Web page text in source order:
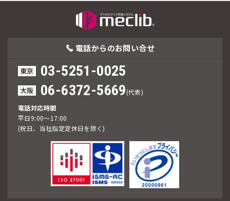
電話からのお問い合せ
東京 03-5251-0025
大阪 06-6372-5669(代表)
電話対応時間
平日9:00～17:00
(祝日、当社指定定休日を除く)